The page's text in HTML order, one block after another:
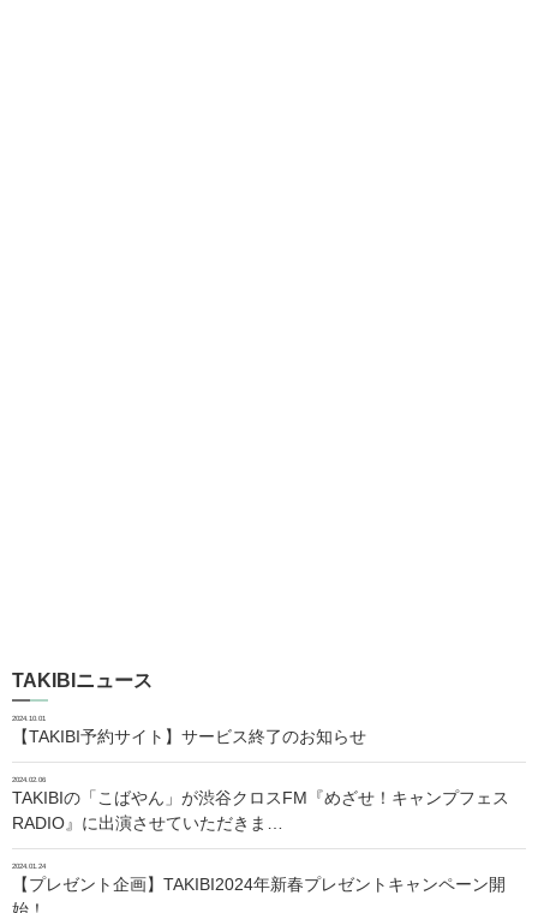
TAKIBIニュース
2024.10.01
【TAKIBI予約サイト】サービス終了のお知らせ
2024.02.06
TAKIBIの「こばやん」が渋谷クロスFM『めざせ！キャンプフェス
RADIO』に出演させていただきま…
2024.01.24
【プレゼント企画】TAKIBI2024年新春プレゼントキャンペーン開
始！